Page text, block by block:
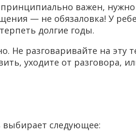
важен,
— не обязаловка! У
долгие годы.
Не разговаривайте на эту
уходите от разговора,
выбирает следующее: